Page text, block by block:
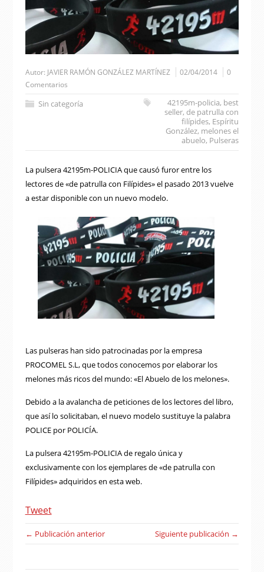
Autor: JAVIER RAMÓN GONZÁLEZ MARTÍNEZ 02/04/2014
0
Comentarios
Sin categoría 42195m-policia, best
seller,de patrulla con
filípides, Espíritu
González, melones el
abuelo, Pulseras
La pulsera 42195m-POLICIA que causó furor entre los
lectores de «de patrulla con Filípides» el pasado 2013 vuelve
a estar disponible con un nuevo modelo.
Las pulseras han sido patrocinadas por la empresa
PROCOMEL S.L, que todos conocemos por elaborar los
melones más ricos del mundo: «El Abuelo de los melones».
Debido a la avalancha de peticiones de los lectores del libro,
que así lo solicitaban, el nuevo modelo sustituye la palabra
POLICE por POLICÍA.
La pulsera 42195m-POLICIA de regalo única y
exclusivamente con los ejemplares de «de patrulla con
Filípides» adquiridos en esta web.
Tweet
← Publicación anterior Siguiente publicación →